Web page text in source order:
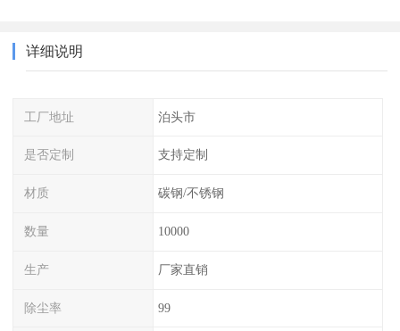
详细说明
工厂地址 泊头市
是否定制 支持定制
材质 碳钢/不锈钢
数量 10000
生产 厂家直销
除尘率 99